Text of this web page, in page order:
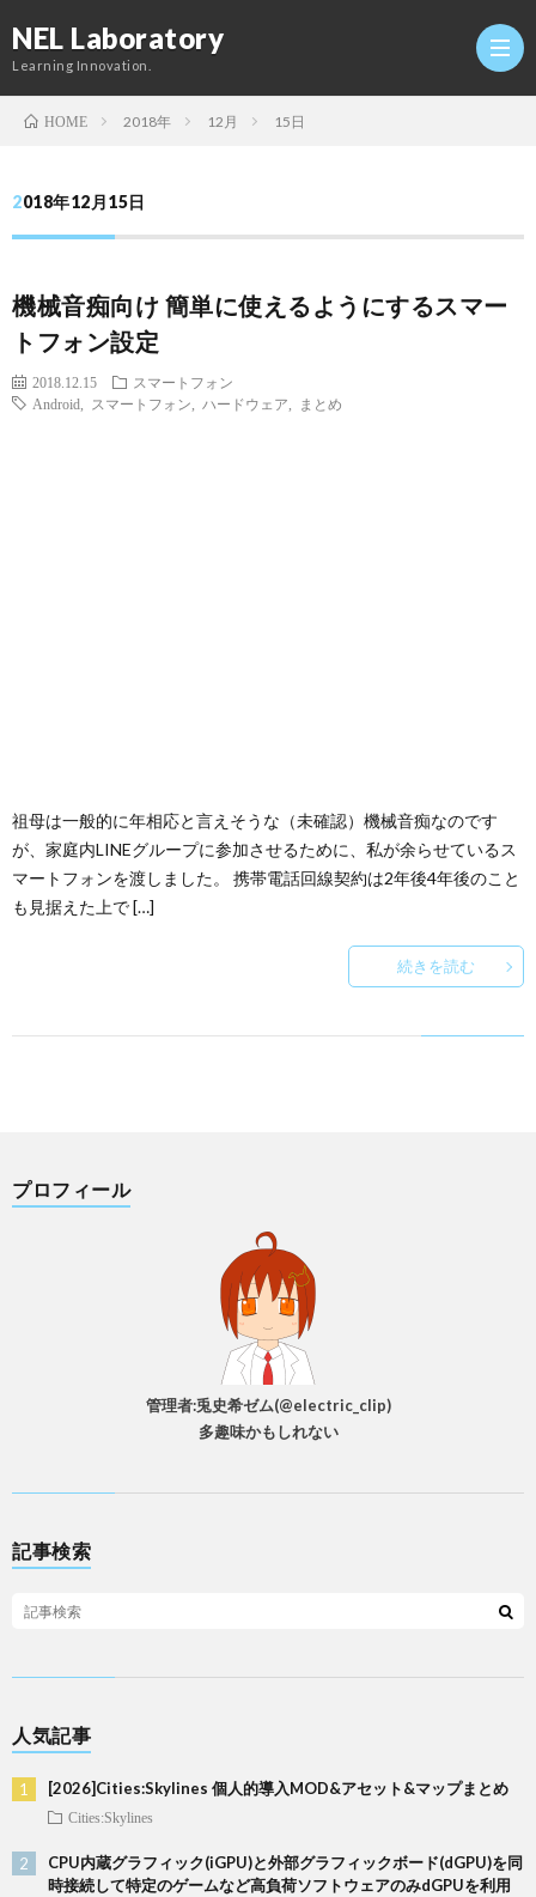
NEL Laboratory
Learning Innovation.
研
究
HOME 2018年 12月 15日
2018年12月15日
機械音痴向け 簡単に使えるようにするスマー
トフォン設定
2018.12.15
スマートフォン
Android
スマートフォン ハードウェア まとめ
祖母は一般的に年相応と言えそうな（未確認）機械音痴なのです
が、家庭内LINEグループに参加させるために、私が余らせているス
マートフォンを渡しました。 携帯電話回線契約は2年後4年後のこと
も見据えた上で […]
続きを読む
プロフィール
管理者:兎史希ゼム(@electric_clip)
多趣味かもしれない
記事検索
人気記事
[2026]Cities:Skylines 個人的導入MOD&アセット&マップまとめ
Cities:Skylines
CPU内蔵グラフィック(iGPU)と外部グラフィックボード(dGPU)を同
時接続して特定のゲームなど高負荷ソフトウェアのみdGPUを利用